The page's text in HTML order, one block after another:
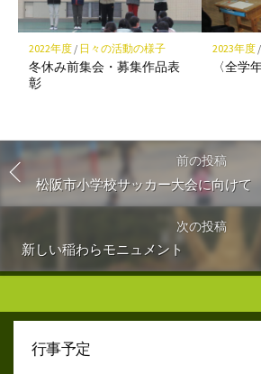
2022年度/ 日々の活動の様子
冬休み前集会・募集作品表
彰
2023年度/
〈全学
前の投稿
松阪市小学校サッカー大会に向けて
次の投稿
新しい稲わらモニュメント
行事予定